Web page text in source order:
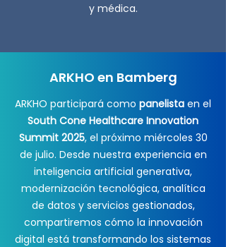
y médica.
ARKHO en Bamberg
ARKHO participará como panelista en el
South Cone Healthcare Innovation
Summit 2025, el próximo miércoles 30
de julio. Desde nuestra experiencia en
inteligencia artificial generativa,
modernización tecnológica, analítica
de datos y servicios gestionados,
compartiremos cómo la innovación
digital está transformando los sistemas